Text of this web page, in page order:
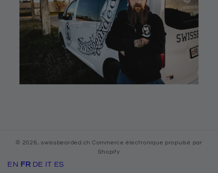
© 2026,swissbearded.ch Commerce électronique propulsé par
Shopify
EN FR DE IT ES